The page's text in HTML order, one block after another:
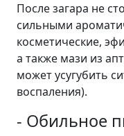
После загара не
сильными
косметические,
а также мази из
может усугубить
воспаления).
- Обильное